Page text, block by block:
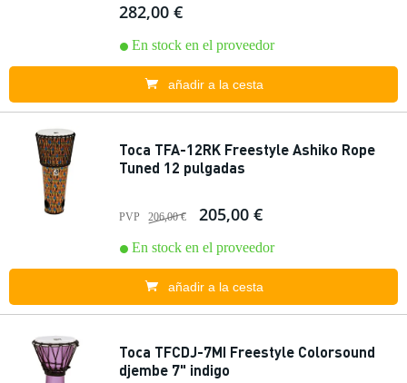
282,00 €
En stock en el proveedor
añadir a la cesta
Toca TFA-12RK Freestyle Ashiko Rope
Tuned 12 pulgadas
PVP 206,00 € 205,00 €
En stock en el proveedor
añadir a la cesta
Toca TFCDJ-7MI Freestyle Colorsound
djembe 7" indigo